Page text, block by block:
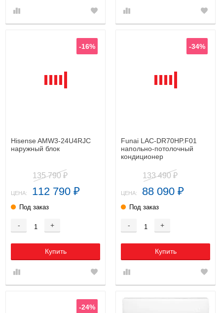
-16%
Hisense AMW3-24U4RJC
наружный блок
135 790 ₽
ЦЕНА: 112 790 ₽
Под заказ
- +
Купить
-34%
Funai LAC-DR70HP.F01
напольно-потолочный
кондиционер
133 490 ₽
ЦЕНА: 88 090 ₽
Под заказ
- +
Купить
-24%